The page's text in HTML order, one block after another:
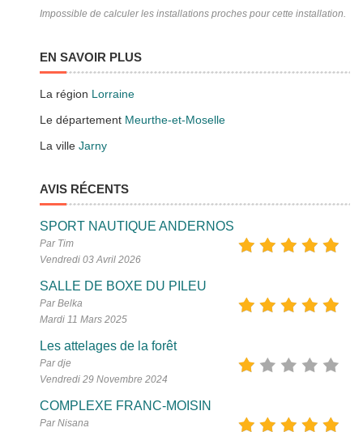
Impossible de calculer les installations proches pour cette installation.
EN SAVOIR PLUS
La région Lorraine
Le département Meurthe-et-Moselle
La villeJarny
AVIS RÉCENTS
SPORT NAUTIQUE ANDERNOS
Par Tim
Vendredi 03 Avril 2026
SALLE DE BOXE DU PILEU
Par Belka
Mardi 11 Mars 2025
Les attelages de la forêt
Par dje
Vendredi 29 Novembre 2024
COMPLEXE FRANC-MOISIN
Par Nisana